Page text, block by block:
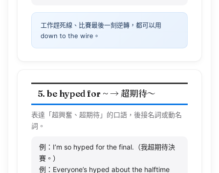
工作趕死線、比賽最後一刻逆轉，都可以用
down to the wire。
5. be hyped for ~ → 超期待～
表達「超興奮、超期待」的口語，後接名詞或動名
詞。
賽。）
例：Everyone’s hyped about the halftime
show.（大家都對中場秀超嗨。）